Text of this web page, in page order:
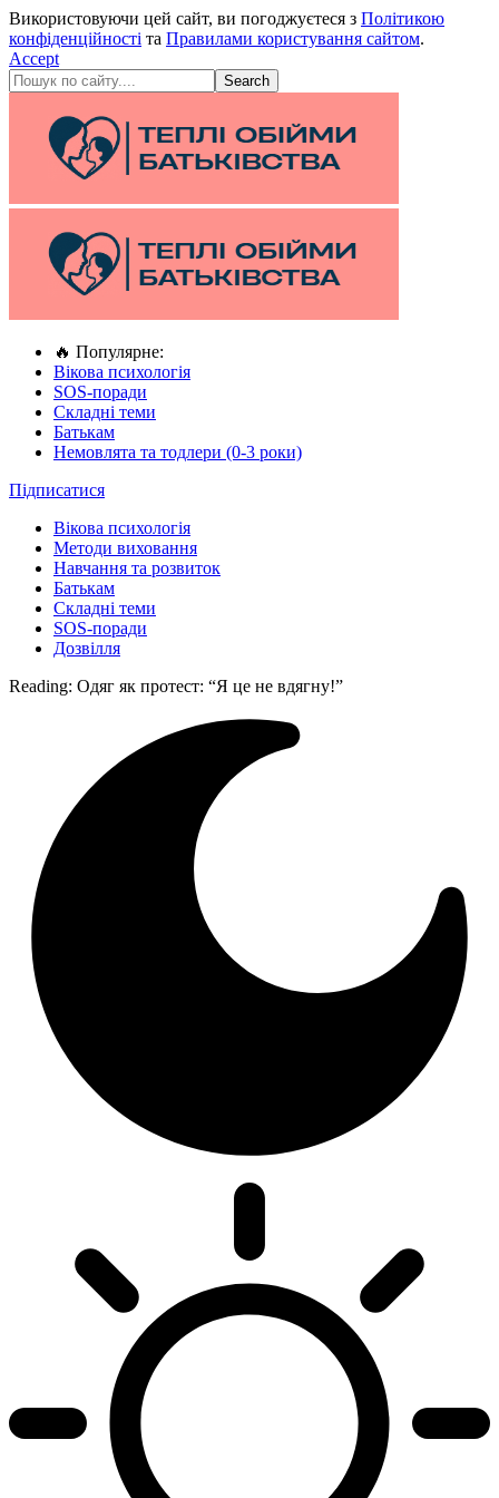
Використовуючи цей сайт, ви погоджуєтеся з Політикою
конфіденційності та Правилами користування сайтом.
Accept
🔥 Популярне:
Вікова психологія
SOS-поради
Складні теми
Батькам
Немовлята та тодлери (0-3 роки)
Підписатися
Вікова психологія
Методи виховання
Навчання та розвиток
Батькам
Складні теми
SOS-поради
Дозвілля
Reading: Одяг як протест: “Я це не вдягну!”